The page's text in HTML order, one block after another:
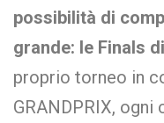
possibilità di
grande: le Finals
proprio torneo in
GRANDPRIX,